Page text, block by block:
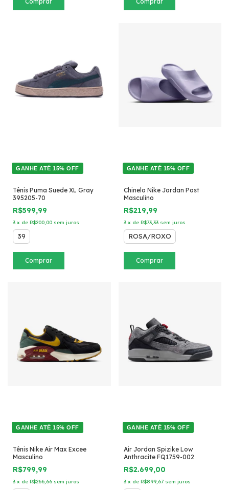
GANHE ATÉ 15% OFF
Tênis Puma Suede XL Gray
395205-70
R$599,99
3 x de R$200,00 sem juros
39
Comprar
GANHE ATÉ 15% OFF
Chinelo Nike Jordan Post
Masculino
R$219,99
3 x de R$73,33 sem juros
ROSA/ROXO
Comprar
GANHE ATÉ 15% OFF
Tênis Nike Air Max Excee
Masculino
R$799,99
3 x de R$266,66 sem juros
GANHE ATÉ 15% OFF
Air Jordan Spizike Low
Anthracite FQ1759-002
R$2.699,00
3 x de R$899,67 sem juros